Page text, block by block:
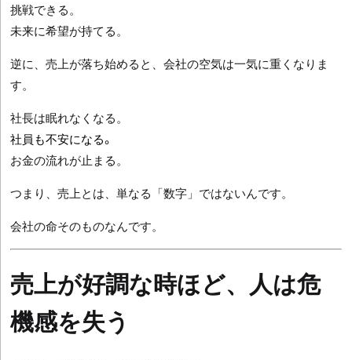
挑戦できる。
未来に希望が持てる。
逆に、売上が落ち始めると、会社の空気は一気に重くなりま
す。
社長は眠れなくなる。
社員も不安になる。
お金の流れが止まる。
つまり、売上とは、単なる「数字」ではないんです。
会社の命そのものなんです。
売上が好調な時ほど、人は危
機感を失う